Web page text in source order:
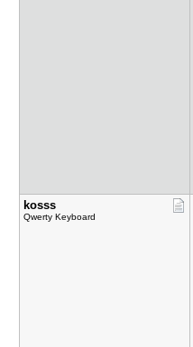
kosss
Qwerty Keyboard